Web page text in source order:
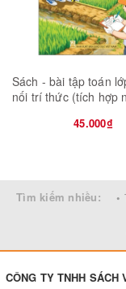
Sách - bài tập toán
nối trí thức (tích hợp
45.000₫
Tìm kiếm nhiều: •
CÔNG TY TNHH SÁCH